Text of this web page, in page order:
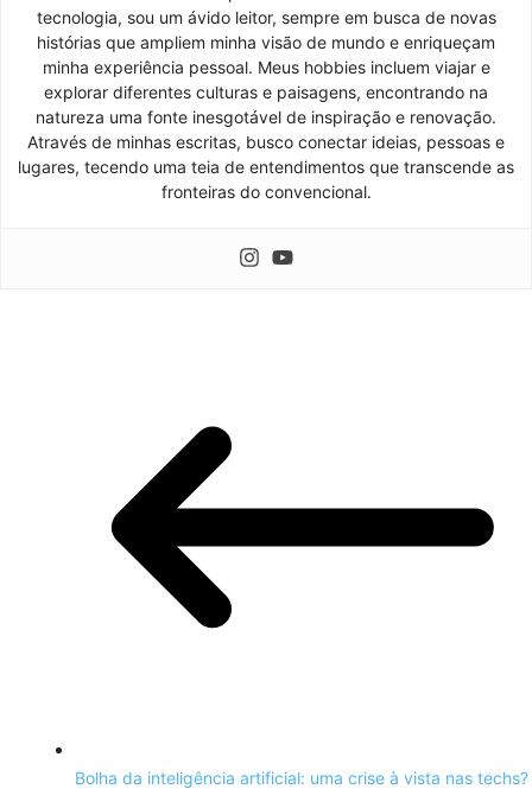
tecnologia, sou um ávido leitor, sempre em busca de novas
histórias que ampliem minha visão de mundo e enriqueçam
minha experiência pessoal. Meus hobbies incluem viajar e
explorar diferentes culturas e paisagens, encontrando na
natureza uma fonte inesgotável de inspiração e renovação.
Através de minhas escritas, busco conectar ideias, pessoas e
lugares, tecendo uma teia de entendimentos que transcende as
fronteiras do convencional.
Bolha da inteligência artificial: uma crise à vista nas techs?